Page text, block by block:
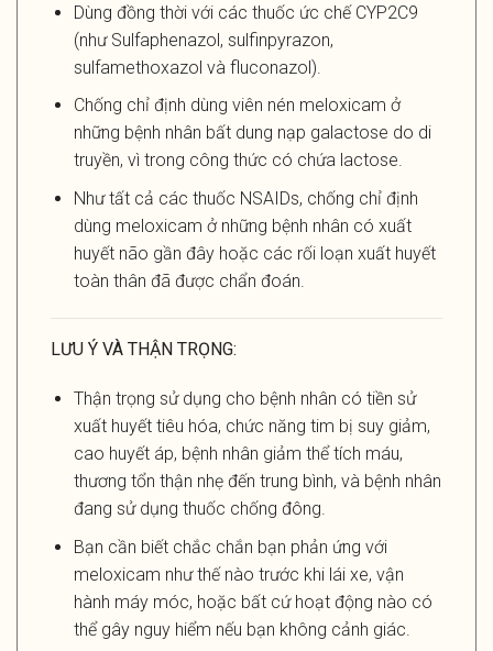
Dùng đồng thời với các thuốc ức chế CYP2C9
(như Sulfaphenazol, sulfinpyrazon,
sulfamethoxazol và fluconazol).
Chống chỉ định dùng viên nén meloxicam ở
những bệnh nhân bất dung nạp galactose do di
truyền, vì trong công thức có chứa lactose.
Như tất cả các thuốc NSAIDs, chống chỉ định
dùng meloxicam ở những bệnh nhân có xuất
huyết não gần đây hoặc các rối loạn xuất huyết
toàn thân đã được chẩn đoán.
LƯU Ý VÀ THẬN TRỌNG:
Thận trọng sử dụng cho bệnh nhân có tiền sử
xuất huyết tiêu hóa, chức năng tim bị suy giảm,
cao huyết áp, bệnh nhân giảm thể tích máu,
thương tổn thận nhẹ đến trung bình, và bệnh nhân
đang sử dụng thuốc chống đông.
Bạn cần biết chắc chắn bạn phản ứng với
meloxicam như thế nào trước khi lái xe, vận
hành máy móc, hoặc bất cứ hoạt động nào có
thể gây nguy hiểm nếu bạn không cảnh giác.